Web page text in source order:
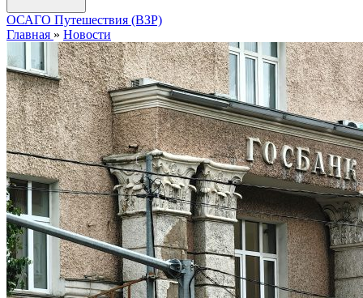
ОСАГО Путешествия (ВЗР)
Главная » Новости